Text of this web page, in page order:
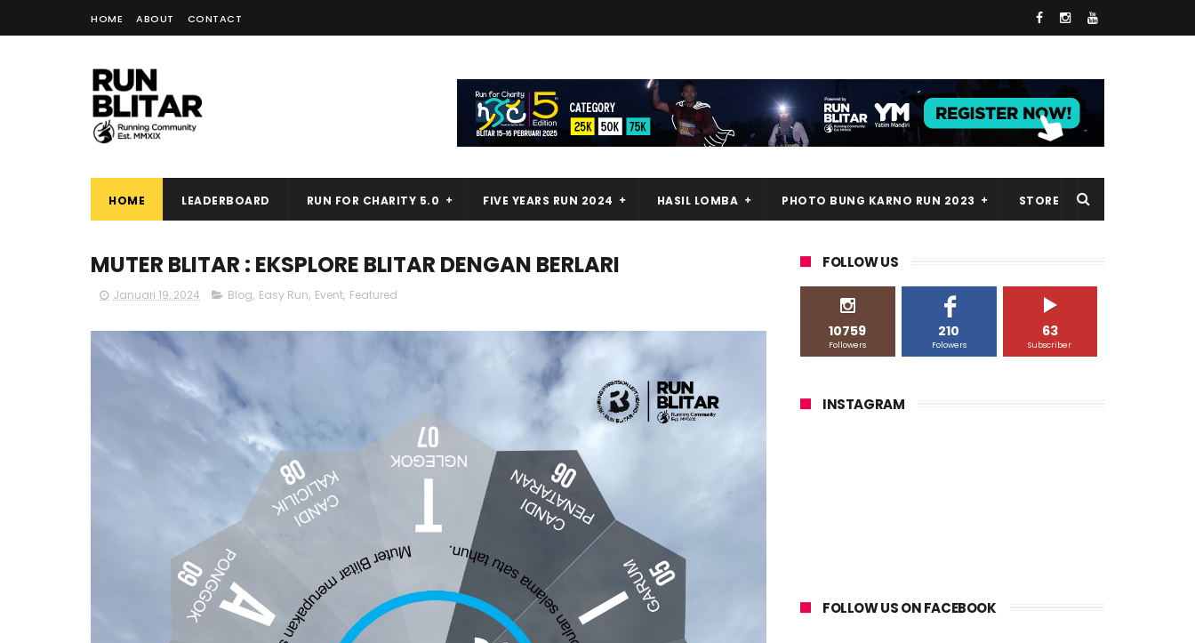
HOME ABOUT CONTACT
HOME LEADERBOARD RUN FOR CHARITY 5.0 FIVE YEARS RUN 2024 HASIL LOMBA PHOTO BUNG KARNO RUN 2023 STORE
MUTER BLITAR : EKSPLORE BLITAR DENGAN BERLARI
Januari 19, 2024 Blog, Easy Run, Event, Featured
FOLLOW US
10759
Followers
210
Folowers
63
Subscriber
INSTAGRAM
FOLLOW US ON FACEBOOK